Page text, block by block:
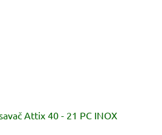
Attix 40 - 21 PC INOX